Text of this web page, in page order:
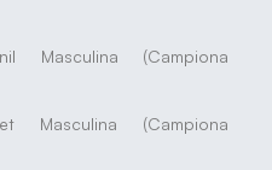
Masculina (Campiona
Masculina (Campiona